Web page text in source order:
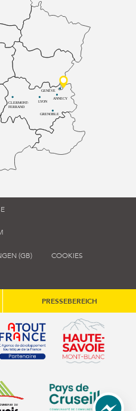
CLERMONT-
FERRAND
LYON
ANNECY
GRENOBLE
GENÈVE
(GB) COOKIES
PRESSEBEREICH
dans une nouvelle fenêtre)
tourisme de France (s'ouvre
Atout France (s'ouvre dans
dans une nouvelle fenêtre)
de communes du
Communauté de